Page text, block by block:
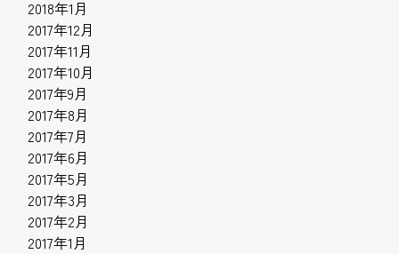
2018年1月
2017年12月
2017年11月
2017年10月
2017年9月
2017年8月
2017年7月
2017年6月
2017年5月
2017年3月
2017年2月
2017年1月